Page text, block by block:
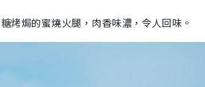
烤焗的蜜燒火腿，肉香味濃，令人回味。